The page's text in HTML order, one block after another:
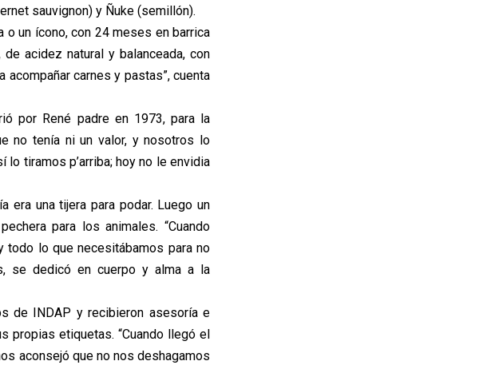
sauvignon) y Ñuke (semillón).
o un ícono, con 24 meses en barrica
acidez natural y balanceada, con
carnes y pastas”, cuenta
por René padre en 1973, para la
no tenía ni un valor, y nosotros lo
tiramos p’arriba; hoy no le envidia
era una tijera para podar. Luego un
para los animales. “Cuando
todo lo que necesitábamos para no
se dedicó en cuerpo y alma a la
de INDAP y recibieron asesoría e
propias etiquetas. “Cuando llegó el
aconsejó que no nos deshagamos